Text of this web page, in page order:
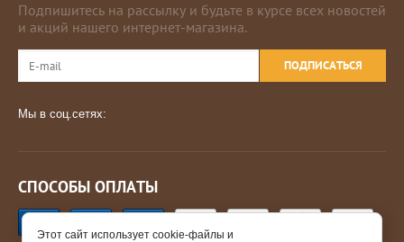
Подпишитесь на рассылку и будьте в курсе всех новостей
и акций нашего интернет-магазина.
ПОДПИСАТЬСЯ
Мы в соц.сетях:
СПОСОБЫ ОПЛАТЫ
Этот сайт использует cookie-файлы и